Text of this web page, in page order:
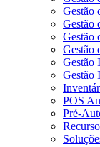
Gestão
Gestão
Gestão
Gestão
Gestão
Gestão
POS
Pré-